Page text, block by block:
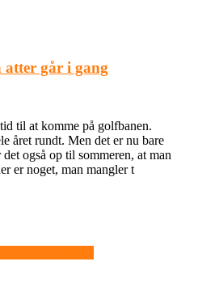
går i gang
til at komme på golfbanen.
året rundt. Men det er nu bare
også op til sommeren, at man
er noget, man mangler t